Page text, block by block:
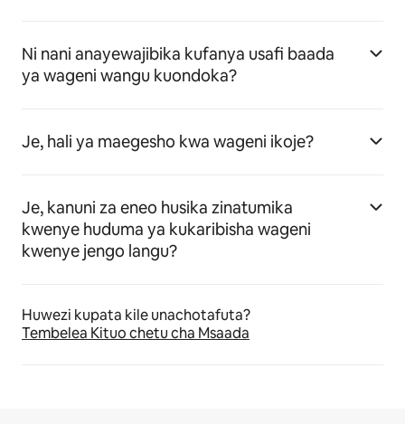
Ni nani anayewajibika kufanya usafi baada
ya wageni wangu kuondoka?
Je, hali ya maegesho kwa wageni ikoje?
Je, kanuni za eneo husika zinatumika
kwenye huduma ya kukaribisha wageni
kwenye jengo langu?
Huwezi kupata kile unachotafuta?
Tembelea Kituo chetu cha Msaada